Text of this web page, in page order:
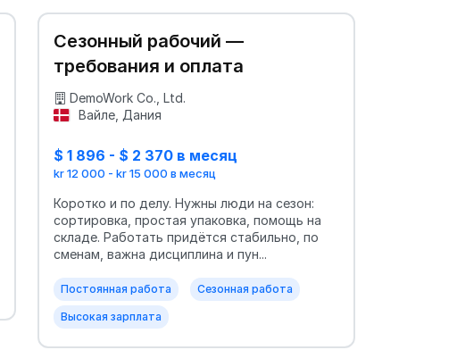
Сезонный рабочий —
требования и оплата
DemoWork Co., Ltd.
Вайле, Дания
$ 1 896 - $ 2 370 в месяц
kr 12 000 - kr 15 000 в месяц
Коротко и по делу. Нужны люди на сезон:
сортировка, простая упаковка, помощь на
складе. Работать придётся стабильно, по
сменам, важна дисциплина и пун...
Постоянная работа Сезонная работа
Высокая зарплата